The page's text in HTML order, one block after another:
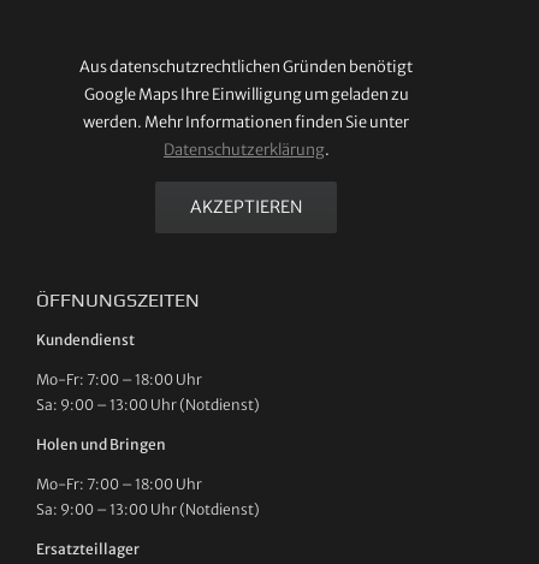
Aus datenschutzrechtlichen Gründen benötigt
Google Maps Ihre Einwilligung um geladen zu
werden. Mehr Informationen finden Sie unter
Datenschutzerklärung.
AKZEPTIEREN
ÖFFNUNGSZEITEN
Kundendienst
Mo-Fr: 7:00 – 18:00 Uhr
Sa: 9:00 – 13:00 Uhr (Notdienst)
Holen und Bringen
Mo-Fr: 7:00 – 18:00 Uhr
Sa: 9:00 – 13:00 Uhr (Notdienst)
Ersatzteillager